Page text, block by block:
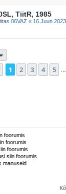
TiitR, 1985
06VAZ « 16 Juun
1 . leht31 -st
1 2 3 4 5
foorumis
foorumis
foorumis
siin foorumis
manuseid